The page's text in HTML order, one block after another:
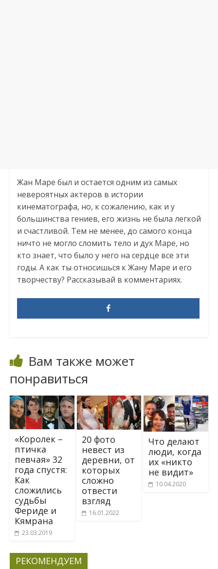
Жан Маре был и остается одним из самых
невероятных актеров в истории
кинематографа, но, к сожалению, как и у
большинства гениев, его жизнь не была легкой
и счастливой. Тем не менее, до самого конца
ничто не могло сломить тело и дух Маре, но
кто знает, что было у него на сердце все эти
годы. А как ты относишься к Жану Маре и его
творчеству? Рассказывай в комментариях.
Вам также может
понравиться
«Королек –
птичка
певчая» 32
года спустя:
Как
сложились
судьбы
Фериде и
Кямрана
23.03.2019
20 фото
невест из
деревни, от
которых
сложно
отвести
взгляд
16.01.2022
Что делают
люди, когда
их «никто
не видит»
10.04.2020
РЕКОМЕНДУЕМ